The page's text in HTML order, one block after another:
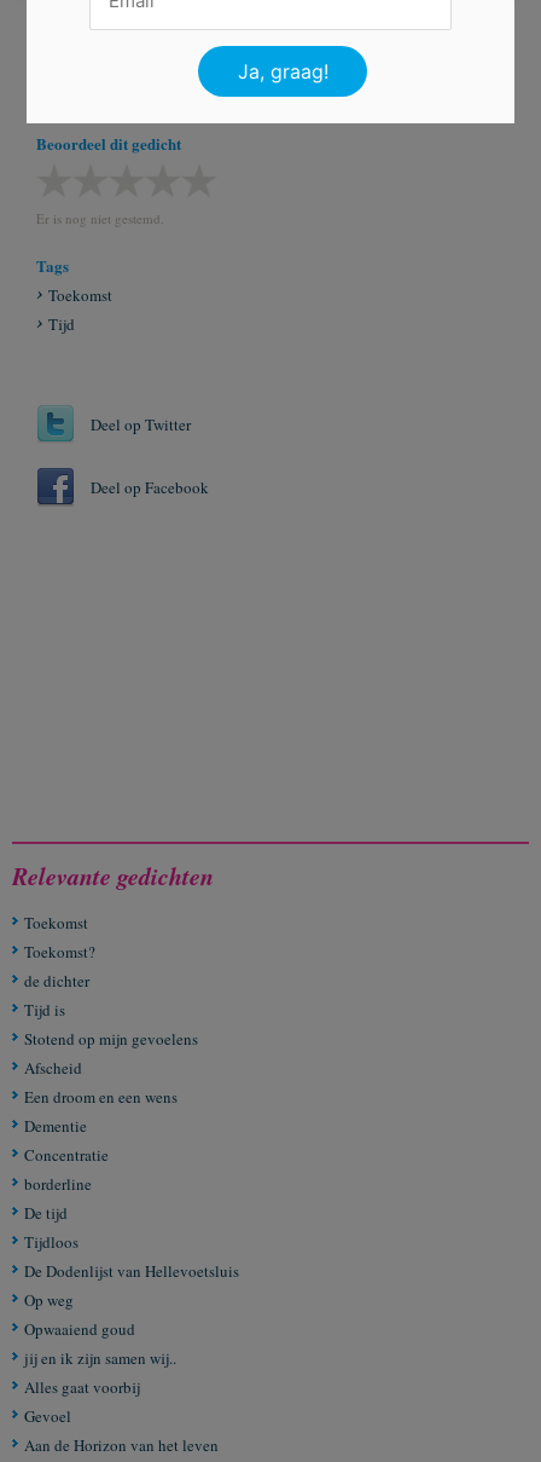
Beoordeel dit gedicht
Er is nog niet gestemd.
Tags
Toekomst
Tijd
Deel op Twitter
Deel op Facebook
Relevante gedichten
Toekomst
Toekomst?
de dichter
Tijd is
Stotend op mijn gevoelens
Afscheid
Een droom en een wens
Dementie
Concentratie
borderline
De tijd
Tijdloos
De Dodenlijst van Hellevoetsluis
Op weg
Opwaaiend goud
jij en ik zijn samen wij..
Alles gaat voorbij
Gevoel
Aan de Horizon van het leven